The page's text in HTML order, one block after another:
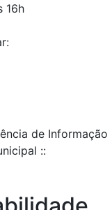
16h
de Informação
::